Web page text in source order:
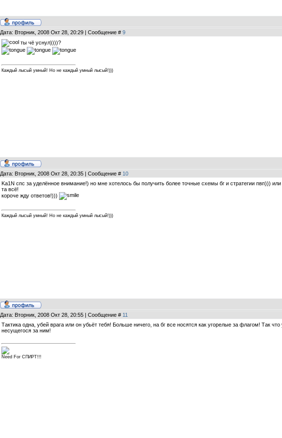
Дата: Вторник, 2008 Окт 28, 20:29 | Сообщение # 9
ты чё уснул))))?
Каждый лысый умный! Но не каждый умный лысый!)))
Дата: Вторник, 2008 Окт 28, 20:35 | Сообщение # 10
Ka1N спс за уделённое внимание!) но мне хотелось бы получить более точные схемы бг и стратегии пвп)))
та всё!
короче жду ответов!)))
Каждый лысый умный! Но не каждый умный лысый!)))
Дата: Вторник, 2008 Окт 28, 20:55 | Сообщение # 11
Тактика одна, убей врага или он убьёт тебя! Больше ничего, на бг все носятся как угорелые за флагом! Так
несущегося за ним!
Need For СПИРТ!!!